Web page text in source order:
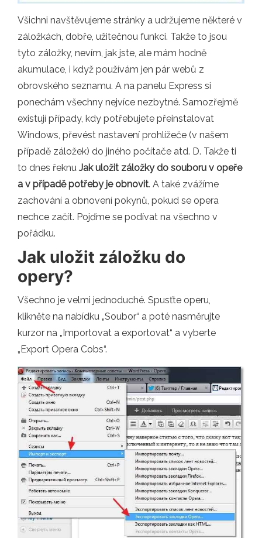
Všichni navštěvujeme stránky a udržujeme některé v
záložkách, dobře, užitečnou funkci. Takže to jsou
tyto záložky, nevím, jak jste, ale mám hodně
akumulace, i když používám jen pár webů z
obrovského seznamu. A na panelu Express si
ponechám všechny nejvíce nezbytné. Samozřejmě
existují případy, kdy potřebujete přeinstalovat
Windows, převést nastavení prohlížeče (v našem
případě záložek) do jiného počítače atd. D. Takže ti
to dnes řeknu Jak uložit záložky do souboru v opeře
a v případě potřeby je obnovit. A také zvážíme
zachování a obnovení pokynů, pokud se opera
nechce začít. Pojďme se podívat na všechno v
pořádku.
Jak uložit záložku do
opery?
Všechno je velmi jednoduché. Spusťte operu,
klikněte na nabídku „Soubor“ a poté nasměrujte
kurzor na „Importovat a exportovat“ a vyberte
„Export Opera Cobs“.